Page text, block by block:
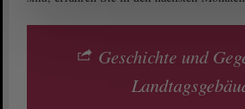
Geschichte und